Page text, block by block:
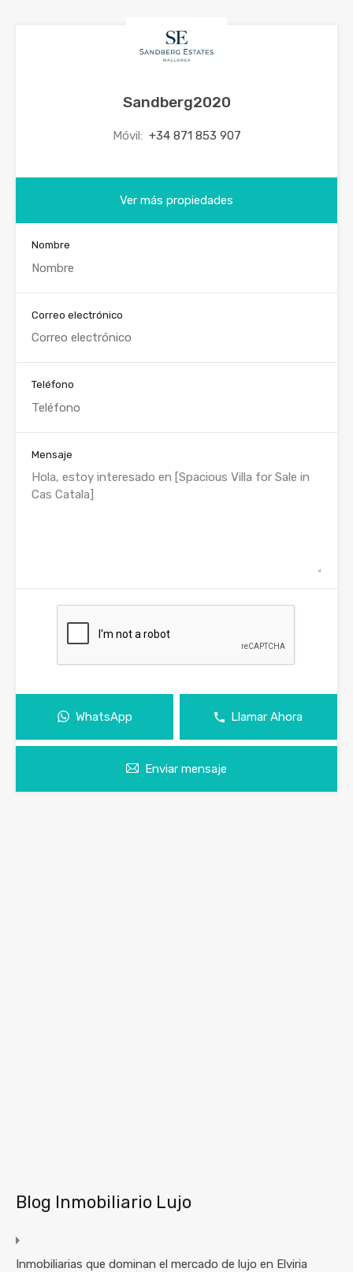
Sandberg2020
Móvil: +34 871 853 907
Ver más propiedades
Nombre
Correo electrónico
Teléfono
Mensaje
WhatsApp Llamar Ahora
Enviar mensaje
Blog Inmobiliario Lujo
Inmobiliarias que dominan el mercado de lujo en Elviria